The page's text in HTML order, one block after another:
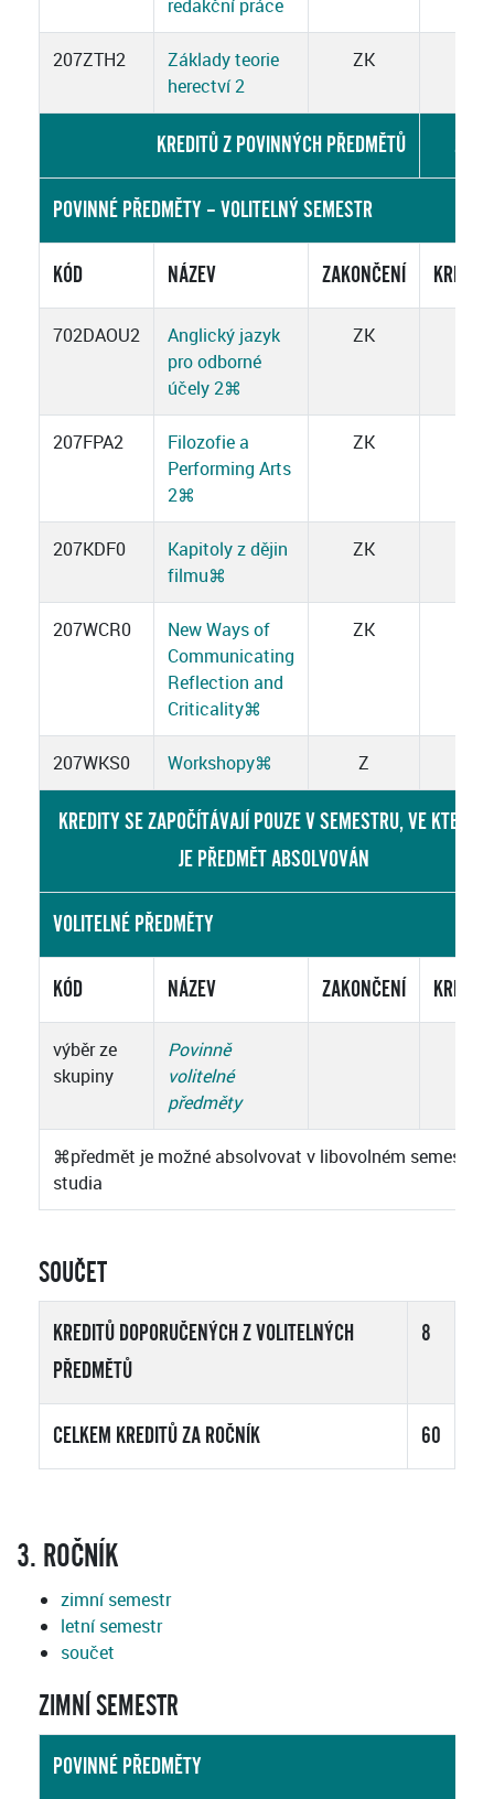
redakční práce
207ZTH2
Základy teorie
herectví 2
ZK
KREDITŮ Z POVINNÝCH PŘEDMĚTŮ 25
POVINNÉ PŘEDMĚTY – VOLITELNÝ SEMESTR
KÓD NÁZEV ZAKONČENÍ KREDITY
702DAOU2
Anglický jazyk
pro odborné
účely 2⌘
ZK
207FPA2
Filozofie a
Performing Arts
2⌘
ZK
207KDF0
Kapitoly z dějin
filmu⌘
ZK
207WCR0
New Ways of
Communicating
Reflection and
Criticality⌘
ZK
207WKS0 Workshopy⌘ Z
KREDITY SE ZAPOČÍTÁVAJÍ POUZE V SEMESTRU, VE KTERÉM
JE PŘEDMĚT ABSOLVOVÁN
VOLITELNÉ PŘEDMĚTY
KÓD NÁZEV ZAKONČENÍ KREDITY
výběr ze
skupiny
Povinně
volitelné
předměty
⌘předmět je možné absolvovat v libovolném semestru
studia
SOUČET
KREDITŮ DOPORUČENÝCH Z VOLITELNÝCH
PŘEDMĚTŮ
8
CELKEM KREDITŮ ZA ROČNÍK 60
3. ROČNÍK
zimní semestr
letní semestr
součet
ZIMNÍ SEMESTR
POVINNÉ PŘEDMĚTY